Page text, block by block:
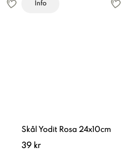
Info
Skål Yodit Rosa 24x10cm
39 kr